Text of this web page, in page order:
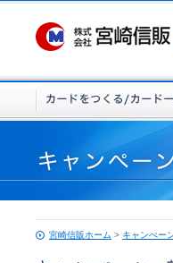
宮崎信販ホーム > キャンぺー